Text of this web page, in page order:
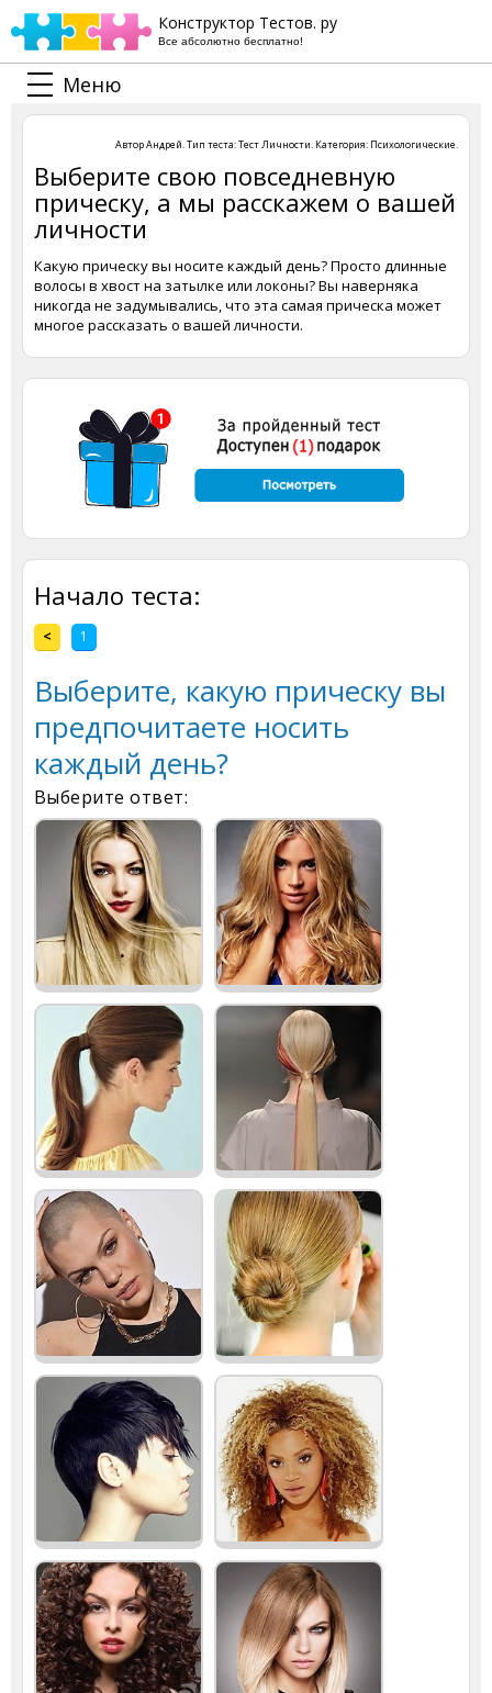
Конструктор Тестов. ру
Все абсолютно бесплатно!
Меню
АвторАндрей. Тип теста:Тест Личности. Категория: Психологические.
Выберите свою повседневную
прическу, а мы расскажем о вашей
личности
Какую прическу вы носите каждый день? Просто длинные
волосы в хвост на затылке или локоны? Вы наверняка
никогда не задумывались, что эта самая прическа может
многое рассказать о вашей личности.
Начало теста:
< 1
Выберите, какую прическу вы
предпочитаете носить
каждый день?
Выберите ответ: